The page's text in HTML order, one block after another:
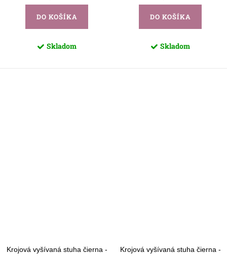
DO KOŠÍKA
Skladom
DO KOŠÍKA
Skladom
Krojová vyšívaná stuha čierna -
Krojová vyšívaná stuha čierna -